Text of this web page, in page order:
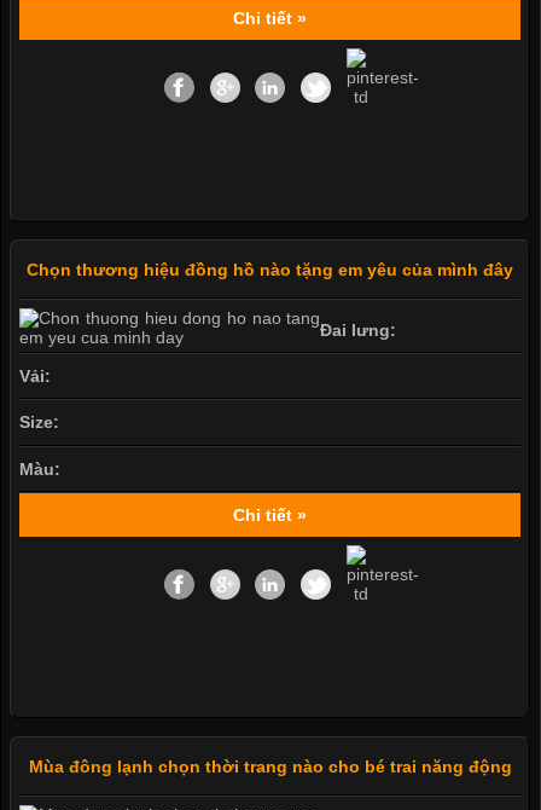
Chi tiết »
Chọn thương hiệu đồng hồ nào tặng em yêu của mình đây
Đai lưng:
Vải:
Size:
Màu:
Chi tiết »
Mùa đông lạnh chọn thời trang nào cho bé trai năng động